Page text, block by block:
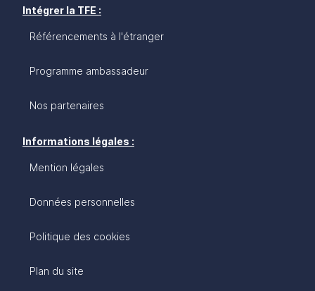
Intégrer la TFE :
Référencements à l'étranger
Programme ambassadeur
Nos partenaires
Informations légales :
Mention légales
Données personnelles
Politique des cookies
Plan du site